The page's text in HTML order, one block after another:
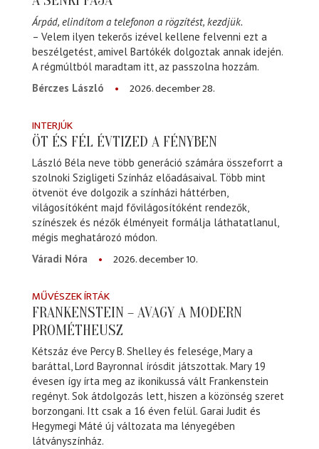
Árpád, elindítom a telefonon a rögzítést, kezdjük.
– Velem ilyen tekerős izével kellene felvenni ezt a
beszélgetést, amivel Bartókék dolgoztak annak idején.
A régmúltból maradtam itt, az passzolna hozzám.
Bérczes László
2026. december 28.
INTERJÚK
ÖT ÉS FÉL ÉVTIZED A FÉNYBEN
László Béla neve több generáció számára összeforrt a
szolnoki Szigligeti Színház előadásaival. Több mint
ötvenöt éve dolgozik a színházi háttérben,
világosítóként majd fővilágosítóként rendezők,
színészek és nézők élményeit formálja láthatatlanul,
mégis meghatározó módon.
Váradi Nóra
2026. december 10.
MŰVÉSZEK ÍRTÁK
FRANKENSTEIN – AVAGY A MODERN
PROMÉTHEUSZ
Kétszáz éve Percy B. Shelley és felesége, Mary a
baráttal, Lord Bayronnal írósdit játszottak. Mary 19
évesen így írta meg az ikonikussá vált Frankenstein
regényt. Sok átdolgozás lett, hiszen a közönség szeret
borzongani. Itt csak a 16 éven felül. Garai Judit és
Hegymegi Máté új változata ma lényegében
látványszínház.